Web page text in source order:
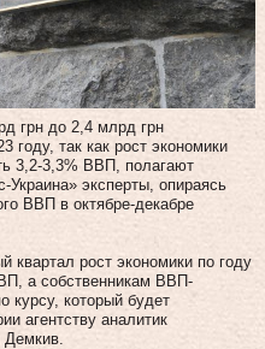
грн до 2,4 млрд грн
году, так как рост экономики
3,2-3,3% ВВП, полагают
эксперты, опираясь
ВВП в октябре-декабре
квартал рост экономики по году
а собственникам ВВП-
курсу, который будет
агентству аналитик